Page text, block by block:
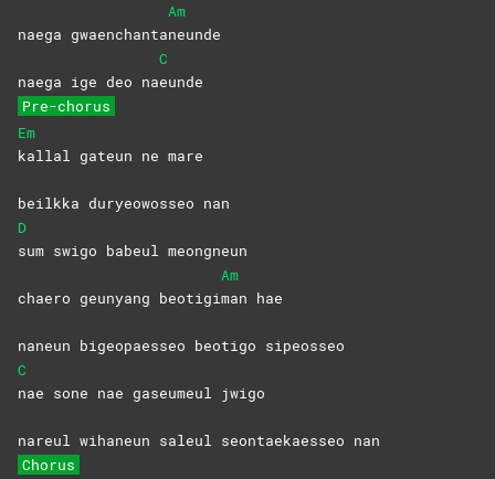
naega gwaenchanta
Am
neunde
naega ige deo na
C
eunde
Pre-chorus
Em
kallal gateun ne mare
beilkka duryeowosseo nan
D
sum swigo babeul meongneun
chaero geunyang beotigi
Am
man hae
naneun bigeopaesseo beotigo sipeosseo
C
nae sone nae gaseumeul jwigo
nareul wihaneun saleul seontaekaesseo nan
Chorus